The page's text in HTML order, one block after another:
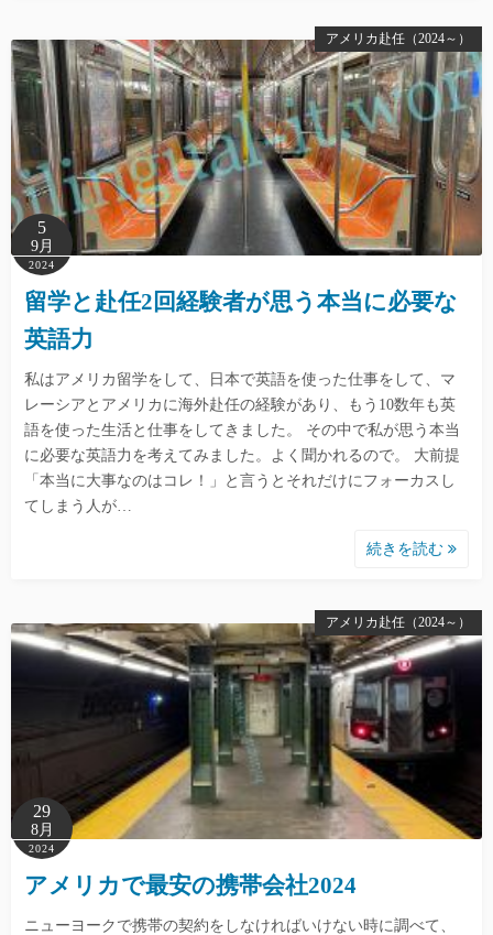
アメリカ赴任（2024～）
5
9月
2024
留学と赴任2回経験者が思う本当に必要な
英語力
私はアメリカ留学をして、日本で英語を使った仕事をして、マ
レーシアとアメリカに海外赴任の経験があり、もう10数年も英
語を使った生活と仕事をしてきました。 その中で私が思う本当
に必要な英語力を考えてみました。よく聞かれるので。 大前提
「本当に大事なのはコレ！」と言うとそれだけにフォーカスし
てしまう人が…
続きを読む
アメリカ赴任（2024～）
29
8月
2024
アメリカで最安の携帯会社2024
ニューヨークで携帯の契約をしなければいけない時に調べて、